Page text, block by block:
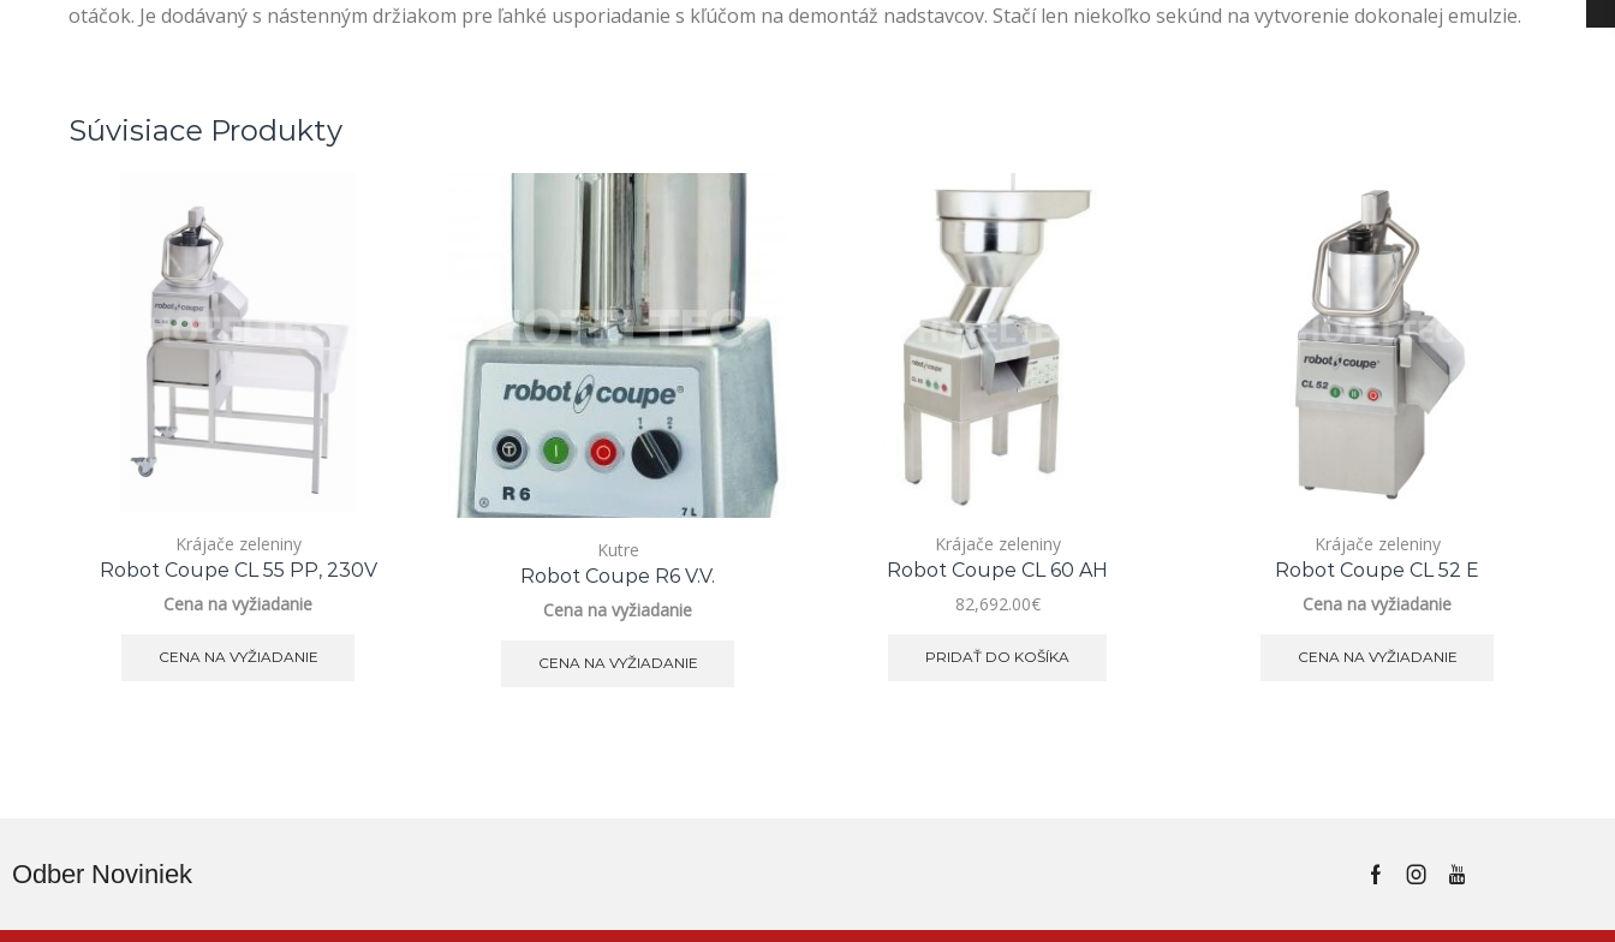
otáčok. Je dodávaný s nástenným držiakom pre ľahké usporiadanie s kľúčom na demontáž nadstavcov. Stačí len niekoľko sekúnd na vytvorenie dokonalej emulzie.
Súvisiace Produkty
Krájače zeleniny
Robot Coupe CL 55 PP, 230V
Cena na vyžiadanie
CENA NA VYŽIADANIE
Kutre
Robot Coupe R6 V.V.
Cena na vyžiadanie
CENA NA VYŽIADANIE
Krájače zeleniny
Robot Coupe CL 60 AH
82,692.00€
PRIDAŤ DO KOŠÍKA
Krájače zeleniny
Robot Coupe CL 52 E
Cena na vyžiadanie
CENA NA VYŽIADANIE
Odber Noviniek